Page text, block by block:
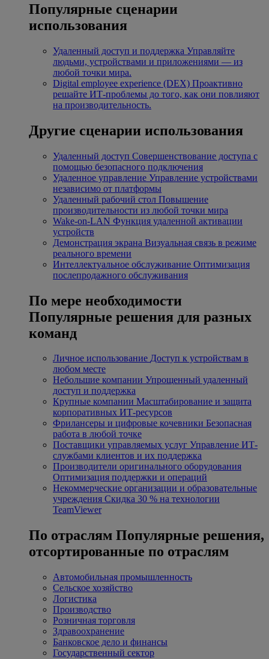
Популярные сценарии
использования
Удаленный доступ и поддержка Управляйте
людьми, устройствами и приложениями — из
любой точки мира.
Digital employee experience (DEX) Проактивно
решайте ИТ-проблемы до того, как они повлияют
на производительность.
Другие сценарии использования
Удаленный доступ Совершенствование доступа с
помощью безопасного подключения
Удаленное управление Управление устройствами
независимо от платформы
Удаленный рабочий стол Повышение
производительности из любой точки мира
Wake-on-LAN Функция удаленной активации
устройств
Демонстрация экрана Визуальная связь в режиме
реального времени
Интеллектуальное обслуживание Оптимизация
послепродажного обслуживания
По мере необходимости
Популярные решения для разных
команд
Личное использование Доступ к устройствам в
любом месте
Небольшие компании Упрощенный удаленный
доступ и поддержка
Крупные компании Масштабирование и защита
корпоративных ИТ-ресурсов
Фрилансеры и цифровые кочевники Безопасная
работа в любой точке
Поставщики управляемых услуг Управление ИТ-
службами клиентов и их поддержка
Производители оригинального оборудования
Оптимизация поддержки и операций
Некоммерческие организации и образовательные
учреждения Скидка 30 % на технологии
TeamViewer
По отраслям Популярные решения,
отсортированные по отраслям
Автомобильная промышленность
Сельское хозяйство
Логистика
Производство
Розничная торговля
Здравоохранение
Банковское дело и финансы
Государственный сектор